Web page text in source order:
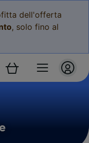
dell'offerta
, solo fino al